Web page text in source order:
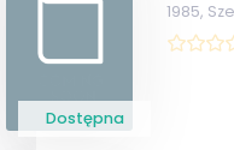
Dostępna
1985,